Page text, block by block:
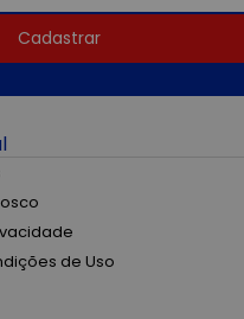
Cadastrar
de Uso